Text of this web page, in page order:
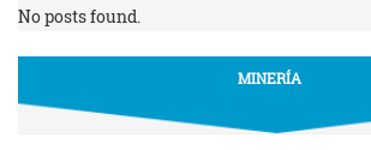
No posts found.
MINERÍA